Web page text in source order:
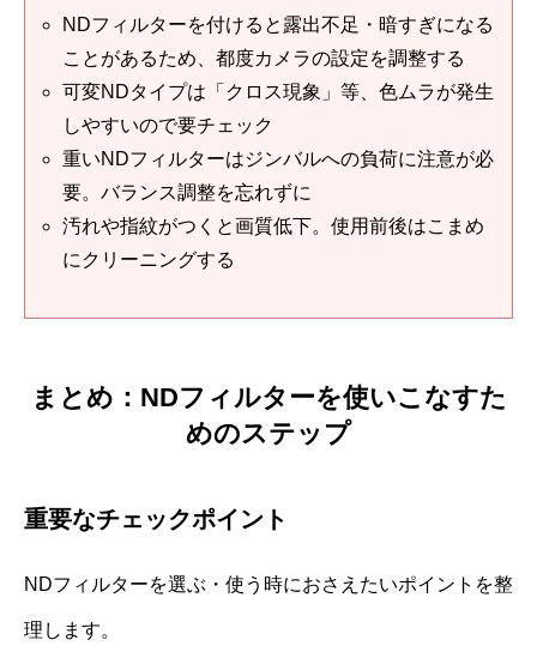
NDフィルターを付けると露出不足・暗すぎになる
ことがあるため、都度カメラの設定を調整する
可変NDタイプは「クロス現象」等、色ムラが発生
しやすいので要チェック
重いNDフィルターはジンバルへの負荷に注意が必
要。バランス調整を忘れずに
汚れや指紋がつくと画質低下。使用前後はこまめ
にクリーニングする
まとめ：NDフィルターを使いこなすた
めのステップ
重要なチェックポイント
NDフィルターを選ぶ・使う時におさえたいポイントを整
理します。